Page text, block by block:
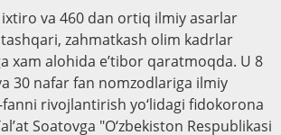
va 460 dan ortiq ilmiy asarlar
zahmatkash olim kadrlar
xam alohida e’tibor qaratmoqda. U 8
30 nafar fan nomzodlariga ilmiy
rivojlantirish yo‘lidagi fidokorona
Soatovga "O‘zbekiston Respublikasi